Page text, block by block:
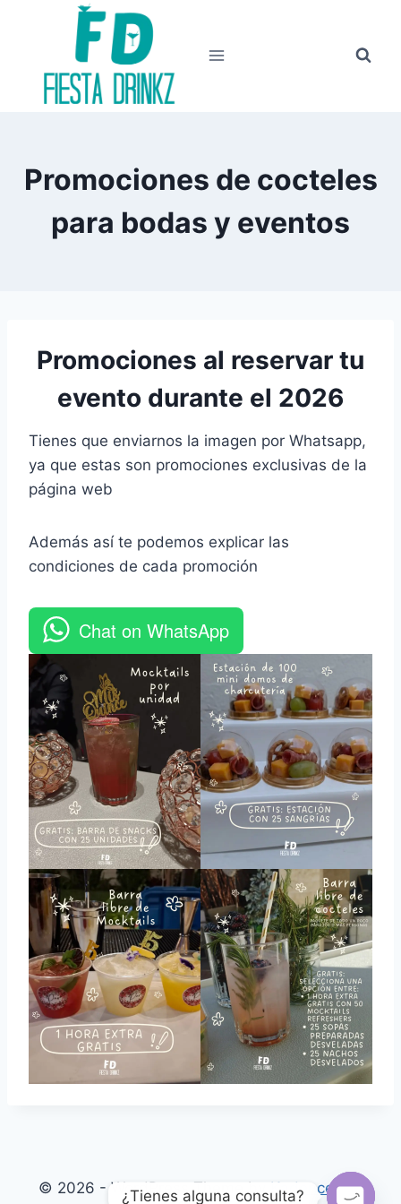
Promociones de cocteles
para bodas y eventos
Promociones al reservar tu
evento durante el 2026
Tienes que enviarnos la imagen por Whatsapp,
ya que estas son promociones exclusivas de la
página web
Además así te podemos explicar las
condiciones de cada promoción
Chat on WhatsApp
© 2026 - WordPress Theme by Kadence WP
¿Tienes alguna consulta?